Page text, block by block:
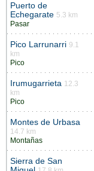
Puerto de
Echegarate 5.3 km
Pasar
Pico Larrunarri 9.1
km
Pico
Irumugarrieta 12.3
km
Pico
Montes de Urbasa
14.7 km
Montañas
Sierra de San